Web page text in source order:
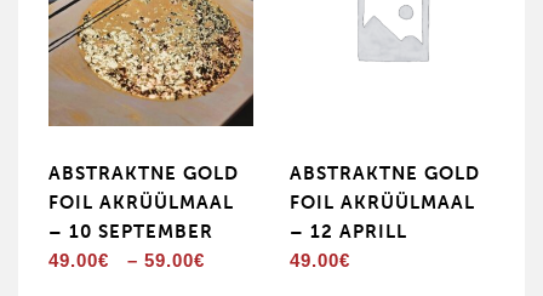
ABSTRAKTNE GOLD
FOIL AKRÜÜLMAAL
– 10 SEPTEMBER
49.00€ – 59.00€
Hinnavahemik:
ABSTRAKTNE GOLD
FOIL AKRÜÜLMAAL
– 12 APRILL
49.00€